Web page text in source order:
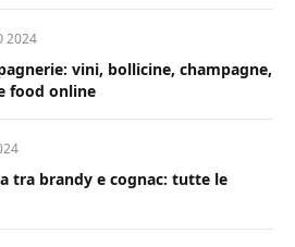
2024
vini, bollicine, champagne,
food online
tra brandy e cognac: tutte le